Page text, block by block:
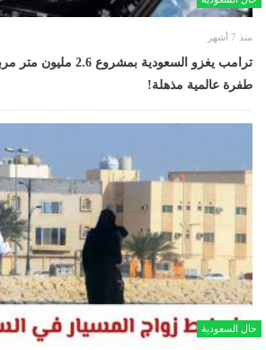
منذ 7 أشهر
طفرة عالمية مذهلة!
حال السعودية